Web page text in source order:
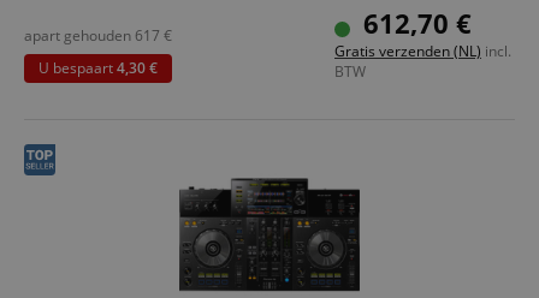
Reeds vrijgeschakeld voor rekordbox DJ en Serato DJ Lite
Bespaarset inclusief studiomonitors en DJ-koptelefoon
612,70 €
Gratis verzenden (NL) incl.
BTW
apart gehouden 617 €
U bespaart4,30 €